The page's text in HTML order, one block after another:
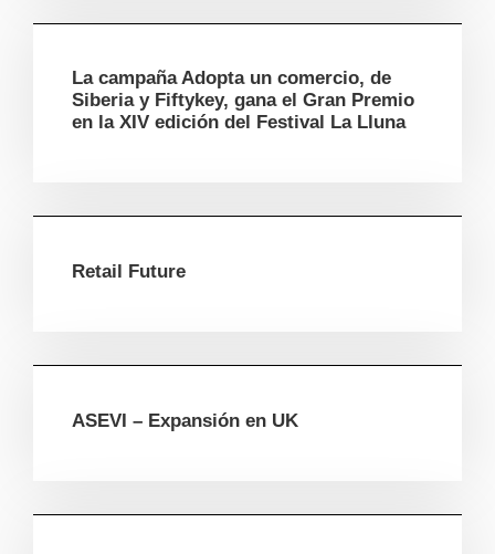
La campaña Adopta un comercio, de
Siberia y Fiftykey, gana el Gran Premio
en la XIV edición del Festival La Lluna
Retail Future
ASEVI – Expansión en UK